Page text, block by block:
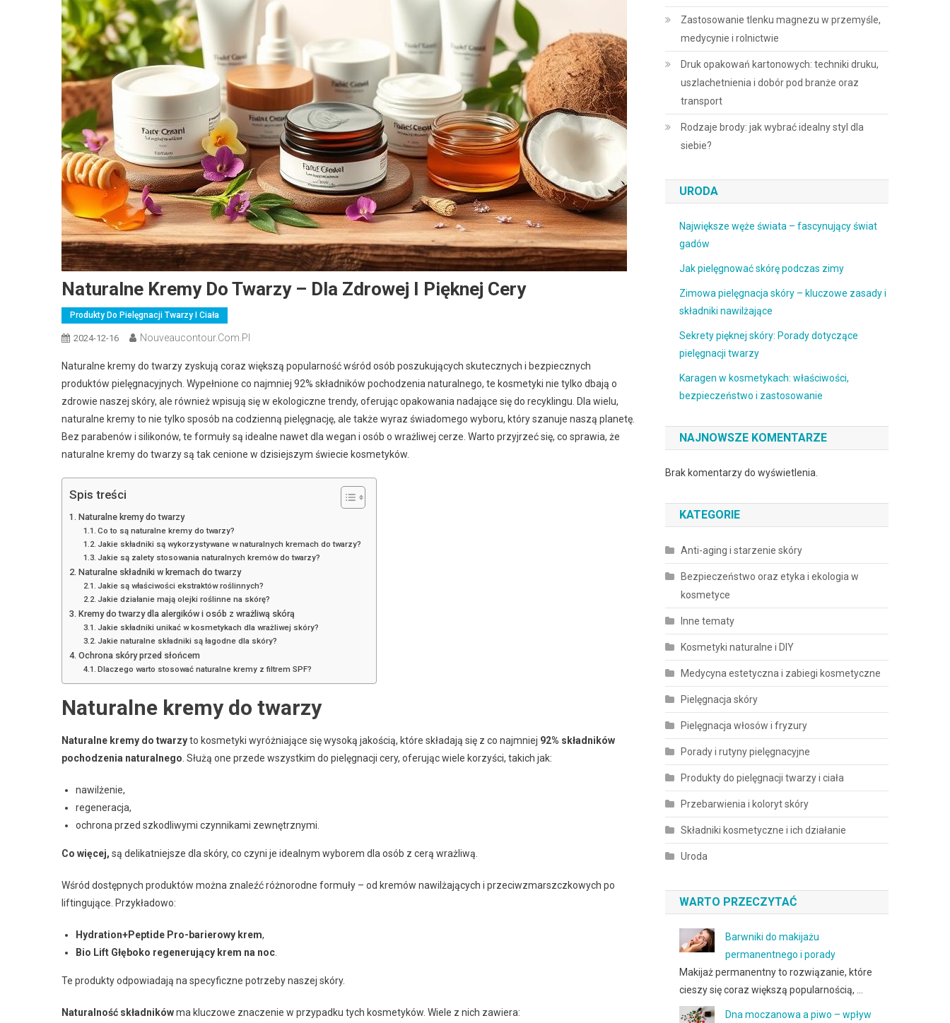
Naturalne Kremy Do Twarzy – Dla Zdrowej I Pięknej Cery
Produkty Do Pielęgnacji Twarzy I Ciała
2024-12-16 Nouveaucontour.com.pl
Naturalne kremy do twarzy zyskują coraz większą popularność wśród osób poszukujących skutecznych i bezpiecznych
produktów pielęgnacyjnych. Wypełnione co najmniej 92% składników pochodzenia naturalnego, te kosmetyki nie tylko dbają o
zdrowie naszej skóry, ale również wpisują się w ekologiczne trendy, oferując opakowania nadające się do recyklingu. Dla wielu,
naturalne kremy to nie tylko sposób na codzienną pielęgnację, ale także wyraz świadomego wyboru, który szanuje naszą planetę.
Bez parabenów i silikonów, te formuły są idealne nawet dla wegan i osób o wrażliwej cerze. Warto przyjrzeć się, co sprawia, że
naturalne kremy do twarzy są tak cenione w dzisiejszym świecie kosmetyków.
Spis treści
Naturalne kremy do twarzy
Co to są naturalne kremy do twarzy?
Jakie składniki są wykorzystywane w naturalnych kremach do twarzy?
Jakie są zalety stosowania naturalnych kremów do twarzy?
Naturalne składniki w kremach do twarzy
Jakie są właściwości ekstraktów roślinnych?
Jakie działanie mają olejki roślinne na skórę?
Kremy do twarzy dla alergików i osób z wrażliwą skórą
Jakie składniki unikać w kosmetykach dla wrażliwej skóry?
Jakie naturalne składniki są łagodne dla skóry?
Ochrona skóry przed słońcem
Dlaczego warto stosować naturalne kremy z filtrem SPF?
Naturalne kremy do twarzy
Naturalne kremy do twarzyto kosmetyki wyróżniające się wysoką jakością, które składają się z co najmniej 92% składników
pochodzenia naturalnego . Służą one przede wszystkim do pielęgnacji cery, oferując wiele korzyści, takich jak:
nawilżenie,
regeneracja,
ochrona przed szkodliwymi czynnikami zewnętrznymi.
Co więcej, są delikatniejsze dla skóry, co czyni je idealnym wyborem dla osób z cerą wrażliwą.
Wśród dostępnych produktów można znaleźć różnorodne formuły – od kremów nawilżających i przeciwzmarszczkowych po
liftingujące. Przykładowo:
Hydration+Peptide Pro-barierowy krem,
Bio Lift Głęboko regenerujący krem na noc
Te produkty odpowiadają na specyficzne potrzeby naszej skóry.
Naturalność składnikówma kluczowe znaczenie w przypadku tych kosmetyków. Wiele z nich zawiera:
Zastosowanie tlenku magnezu w przemyśle,
medycynie i rolnictwie
Druk opakowań kartonowych: techniki druku,
uszlachetnienia i dobór pod branże oraz
transport
Rodzaje brody: jak wybrać idealny styl dla
siebie?
URODA
Największe węże świata – fascynujący świat
gadów
Jak pielęgnować skórę podczas zimy
Zimowa pielęgnacja skóry – kluczowe zasady i
składniki nawilżające
Sekrety pięknej skóry: Porady dotyczące
pielęgnacji twarzy
Karagen w kosmetykach: właściwości,
bezpieczeństwo i zastosowanie
NAJNOWSZE KOMENTARZE
Brak komentarzy do wyświetlenia.
KATEGORIE
Anti-aging i starzenie skóry
Bezpieczeństwo oraz etyka i ekologia w
kosmetyce
Inne tematy
Kosmetyki naturalne i DIY
Medycyna estetyczna i zabiegi kosmetyczne
Pielęgnacja skóry
Pielęgnacja włosów i fryzury
Porady i rutyny pielęgnacyjne
Produkty do pielęgnacji twarzy i ciała
Przebarwienia i koloryt skóry
Składniki kosmetyczne i ich działanie
Uroda
WARTO PRZECZYTAĆ
Barwniki do makijażu
permanentnego i porady
Makijaż permanentny to rozwiązanie, które
cieszy się coraz większą popularnością, …
Dna moczanowa a piwo – wpływ